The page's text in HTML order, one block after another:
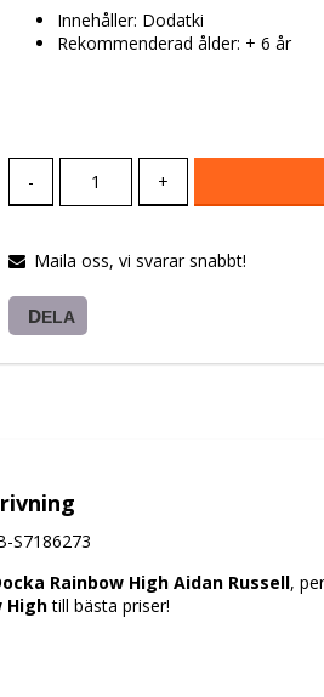
Innehåller: Dodatki
Rekommenderad ålder: + 6 år
- +
Maila oss, vi svarar snabbt!
DELA
S7186273
Rainbow High Aidan Russell,
High till bästa priser!